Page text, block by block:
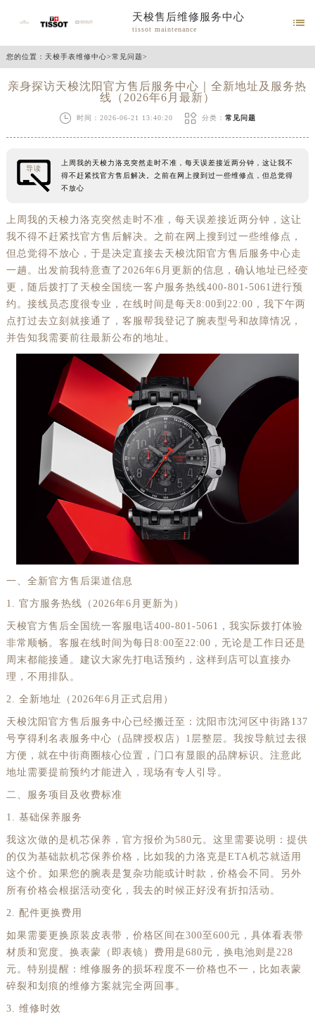
天梭售后维修服务中心
tissot maintenance

您的位置： 天梭手表维修中心>常见问题>
亲身探访天梭沈阳官方售后服务中心｜全新地址及服务热
线（2026年6月最新）
 时间：2026-06-21 13:40:20  分类： 常见问题
导读
上周我的天梭力洛克突然走时不准，每天误差接近两分钟，这让我不
得不赶紧找官方售后解决。之前在网上搜到过一些维修点，但总觉得
不放心
上周我的天梭力洛克突然走时不准，每天误差接近两分钟，这让
我不得不赶紧找官方售后解决。之前在网上搜到过一些维修点，
但总觉得不放心，于是决定直接去天梭沈阳官方售后服务中心走
一趟。出发前我特意查了2026年6月更新的信息，确认地址已经变
更，随后拨打了天梭全国统一客户服务热线400-801-5061进行预
约。接线员态度很专业，在线时间是每天8:00到22:00，我下午两
点打过去立刻就接通了，客服帮我登记了腕表型号和故障情况，
并告知我需要前往最新公布的地址。
一、全新官方售后渠道信息
1. 官方服务热线（2026年6月更新为）
天梭官方售后全国统一客服电话400-801-5061，我实际拨打体验
非常顺畅。客服在线时间为每日8:00至22:00，无论是工作日还是
周末都能接通。建议大家先打电话预约，这样到店可以直接办
理，不用排队。
2. 全新地址（2026年6月正式启用）
天梭沈阳官方售后服务中心已经搬迁至：沈阳市沈河区中街路137
号亨得利名表服务中心（品牌授权店）1层整层。我按导航过去很
方便，就在中街商圈核心位置，门口有显眼的品牌标识。注意此
地址需要提前预约才能进入，现场有专人引导。
二、服务项目及收费标准
1. 基础保养服务
我这次做的是机芯保养，官方报价为580元。这里需要说明：提供
的仅为基础款机芯保养价格，比如我的力洛克是ETA机芯就适用
这个价。如果您的腕表是复杂功能或计时款，价格会不同。另外
所有价格会根据活动变化，我去的时候正好没有折扣活动。
2. 配件更换费用
如果需要更换原装皮表带，价格区间在300至600元，具体看表带
材质和宽度。换表蒙（即表镜）费用是680元，换电池则是228
元。特别提醒：维修服务的损坏程度不一价格也不一，比如表蒙
碎裂和划痕的维修方案就完全两回事。
3. 维修时效